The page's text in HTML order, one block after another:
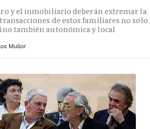
y el inmobiliario deberán extremar la
de estos familiares no solo
también autonómica y local
Mullor